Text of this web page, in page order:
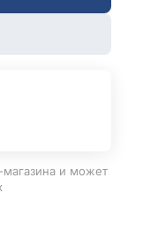
магазина и может